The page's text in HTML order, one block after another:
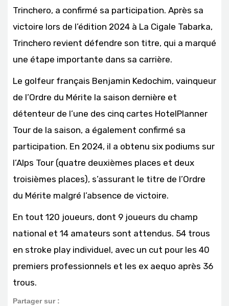
Trinchero, a confirmé sa participation. Après sa
victoire lors de l’édition 2024 à La Cigale Tabarka,
Trinchero revient défendre son titre, qui a marqué
une étape importante dans sa carrière.
Le golfeur français Benjamin Kedochim, vainqueur
de l’Ordre du Mérite la saison dernière et
détenteur de l’une des cinq cartes HotelPlanner
Tour de la saison, a également confirmé sa
participation. En 2024, il a obtenu six podiums sur
l’Alps Tour (quatre deuxièmes places et deux
troisièmes places), s’assurant le titre de l’Ordre
du Mérite malgré l’absence de victoire.
En tout 120 joueurs, dont 9 joueurs du champ
national et 14 amateurs sont attendus. 54 trous
en stroke play individuel, avec un cut pour les 40
premiers professionnels et les ex aequo après 36
trous.
Partager sur :